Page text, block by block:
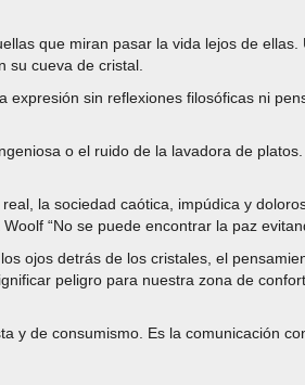
que miran pasar la vida lejos de
su cueva de cristal.
sin reflexiones filosóficas ni
o el ruido de la lavadora de
la sociedad caótica, impúdica y
“No se puede encontrar la paz
ojos detrás de los cristales, el
peligro para nuestra zona de
y de consumismo. Es la comunicación